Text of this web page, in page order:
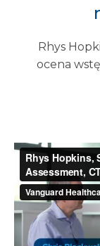
Rhys
ocena